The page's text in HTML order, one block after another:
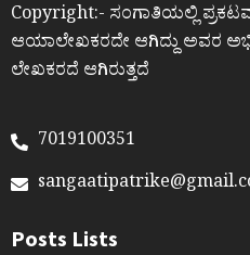
Copyright:- ಸಂಗಾತಿಯಲ್ಲಿ
ಆಯಾಲೇಖಕರದೇ ಆಗಿದ್ದು ಅವರ
ಲೇಖಕರದೆ ಆಗಿರುತ್ತದೆ
7019100351
Posts Lists